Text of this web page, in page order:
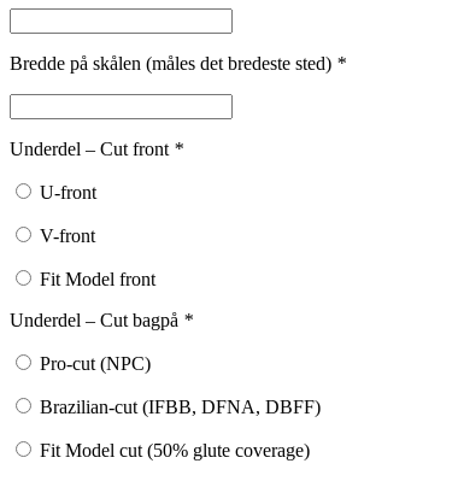
Bredde på skålen (måles det bredeste sted) *
Underdel – Cut front *
U-front
V-front
Fit Model front
Underdel – Cut bagpå *
Pro-cut (NPC)
Brazilian-cut (IFBB, DFNA, DBFF)
Fit Model cut (50% glute coverage)